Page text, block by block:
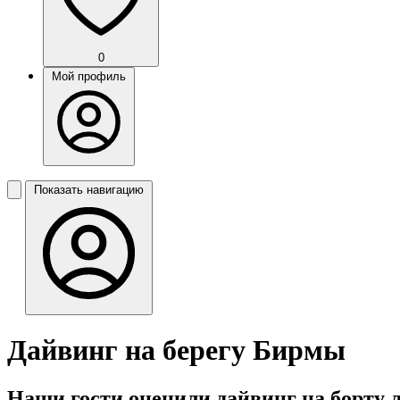
0
Мой профиль
Показать навигацию
Дайвинг на берегу Бирмы